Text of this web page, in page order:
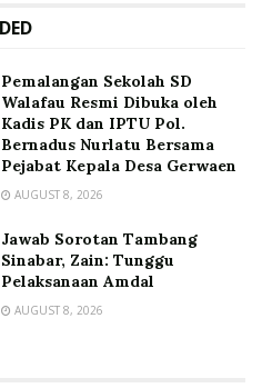
Pemalangan Sekolah SD
Walafau Resmi Dibuka oleh
Kadis PK dan IPTU Pol.
Bernadus Nurlatu Bersama
Pejabat Kepala Desa Gerwaen
AUGUST 8, 2026
Jawab Sorotan Tambang
Sinabar, Zain: Tunggu
Pelaksanaan Amdal
AUGUST 8, 2026